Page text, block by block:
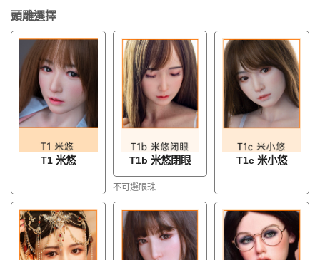
頭雕選擇
T1 米悠 T1b 米悠閉眼
不可選眼珠
T1c 米小悠